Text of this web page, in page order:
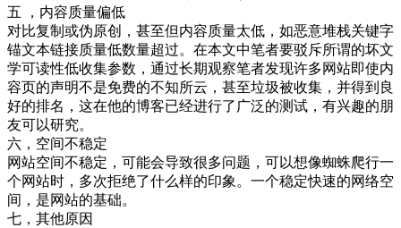
五 ，内容质量偏低
对比复制或伪原创，甚至但内容质量太低，如恶意堆栈关键字
锚文本链接质量低数量超过。在本文中笔者要驳斥所谓的坏文
学可读性低收集参数，通过长期观察笔者发现许多网站即使内
容页的声明不是免费的不知所云，甚至垃圾被收集，并得到良
好的排名，这在他的博客已经进行了广泛的测试，有兴趣的朋
友可以研究。
六，空间不稳定
网站空间不稳定，可能会导致很多问题，可以想像蜘蛛爬行一
个网站时，多次拒绝了什么样的印象。一个稳定快速的网络空
间，是网站的基础。
七，其他原因